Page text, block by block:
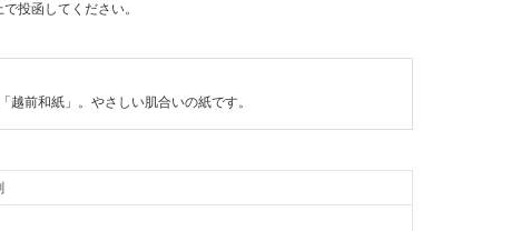
投函してください。
前和紙」。やさしい肌合いの紙です。